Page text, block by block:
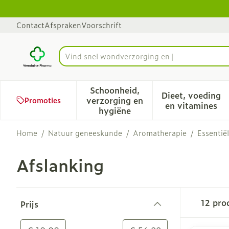
ContactAfsprakenVoorschrift
Product, merk, categorie...
Vind s
Promoties
Schoonheid,
verzorging en
hygiëne
Toon submenu voor
Dieet, voeding
en vitamines
Toon
Home / Natuur geneeskunde / Aromatherapie /
Afslanking
Prijs
12